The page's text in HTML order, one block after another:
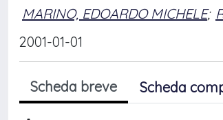
MARINO, EDOARDO MICHELE;
2001-01-01
Scheda breve Scheda